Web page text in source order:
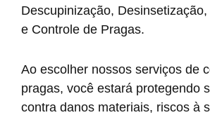
Descupinização,
e Controle de Pragas.
Ao escolher nossos serviços de
pragas, você estará protegendo
contra danos materiais, riscos à